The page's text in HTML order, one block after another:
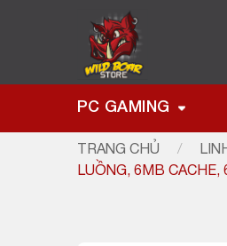
PC GAMING
TRANG CHỦ /
LUỒNG, 6MB CACHE,